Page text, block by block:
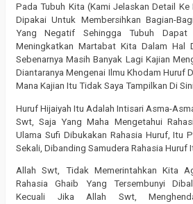
Pada Tubuh Kita (Kami Jelaskan Detail
Dipakai Untuk Membersihkan Bagian-
Yang Negatif Sehingga Tubuh Dapat
Meningkatkan Martabat Kita Dalam Hal
Sebenarnya Masih Banyak Lagi Kajian
Diantaranya Mengenai Ilmu Khodam Huruf
Mana Kajian Itu Tidak Saya Tampilkan Di
Huruf Hijaiyah Itu Adalah Intisari Asma-
Swt, Saja Yang Maha Mengetahui
Ulama Sufi Dibukakan Rahasia Huruf, Itu
Sekali, Dibanding Samudera Rahasia Huruf
Allah Swt, Tidak Memerintahkan Kita
Rahasia Ghaib Yang Tersembunyi
Kecuali Jika Allah Swt,